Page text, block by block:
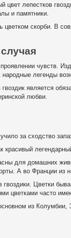
цвет лепестков
и памятники.
цветком скорби. В
чувств.
легенды
является
любви.
за сходство
красивый
для домашних
А во Франции из
гвоздики. Цветки
цветками часто
из